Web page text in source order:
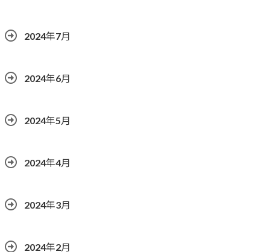
2024年7月
2024年6月
2024年5月
2024年4月
2024年3月
2024年2月